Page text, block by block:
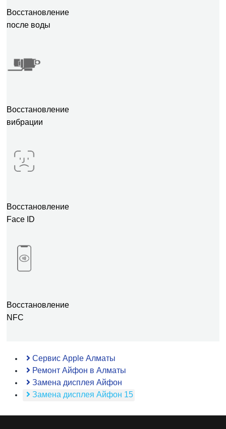
Восстановление
после воды
Восстановление
вибрации
Восстановление
Face ID
Восстановление
NFC
Сервис Apple Алматы
Ремонт Айфон в Алматы
Замена дисплея Айфон
Замена дисплея Айфон 15